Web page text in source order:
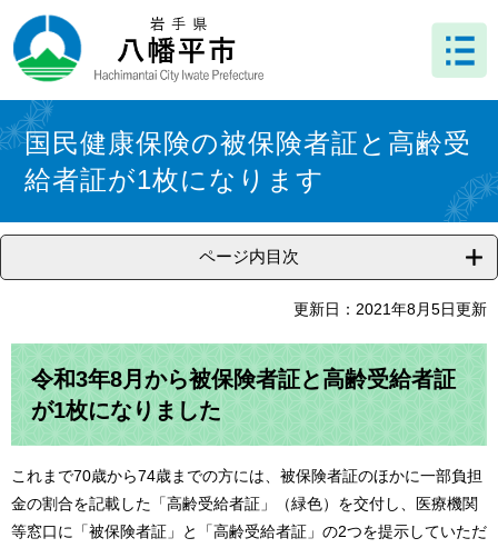
ー
ジ
先
頭
で
ニ
ュ
を
飛
ば
本
文
文 国民健康保険の被保険者証と高齢受
給者証が1枚になります
ページ内目次
更新日：2021年8月5日更新
令和3年8月から被保険者証と高齢受給者証
が1枚になりました
これまで70歳から74歳までの方には、被保険者証のほかに一部負担
金の割合を記載した「高齢受給者証」（緑色）を交付し、医療機関
等窓口に「被保険者証」と「高齢受給者証」の2つを提示していただ